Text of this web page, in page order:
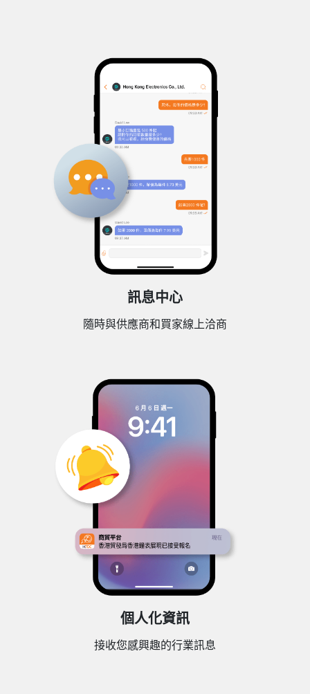
訊息中心
隨時與供應商和買家線上洽商
個人化資訊
接收您感興趣的行業訊息